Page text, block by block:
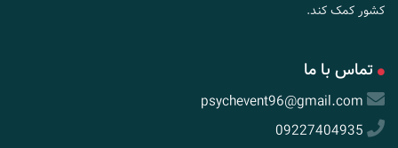
کشور کمک کند.
تماس با ما
psychevent96@gmail.com
09227404935